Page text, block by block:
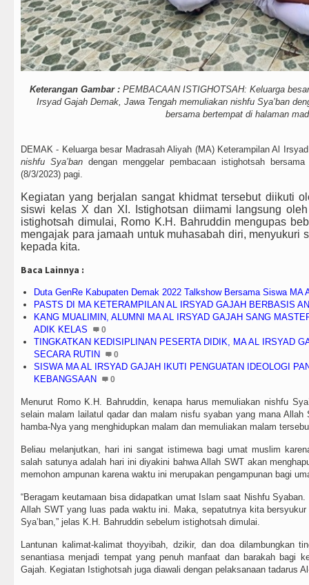
Keterangan Gambar :PEMBACAAN ISTIGHOTSAH: Keluarga
Irsyad Gajah Demak, Jawa Tengah memuliakan nishfu Sya’ban
bersama bertempat di halaman
DEMAK - Keluarga besar Madrasah Aliyah (MA) Keterampilan Al
nishfu Sya’ban dengan menggelar pembacaan istighotsah
(8/3/2023) pagi.
Kegiatan yang berjalan sangat khidmat tersebut diikuti
siswi kelas X dan XI. Istighotsan diimami langsung
istighotsah dimulai, Romo K.H. Bahruddin mengupas
mengajak para jamaah untuk muhasabah diri, menyukuri
kepada kita.
Baca Lainnya :
Duta GenRe Kabupaten Demak 2022 Talkshow Bersama Siswa MA
PASTS DI MA KETERAMPILAN AL IRSYAD GAJAH BERBASIS
KANG MUALIMIN, ALUMNI MA AL IRSYAD GAJAH SANG
ADIK KELAS
0
TINGKATKAN KEDISIPLINAN PESERTA DIDIK, MA AL IRSYAD
SECARA RUTIN
0
SISWA MA AL IRSYAD GAJAH IKUTI PENGUATAN IDEOLOGI
KEBANGSAAN
0
Menurut Romo K.H. Bahruddin, kenapa harus memuliakan nishfu
selain malam lailatul qadar dan malam nisfu syaban yang mana Allah
hamba-Nya yang menghidupkan malam dan memuliakan malam
Beliau melanjutkan, hari ini sangat istimewa bagi umat muslim
salah satunya adalah hari ini diyakini bahwa Allah SWT akan
memohon ampunan karena waktu ini merupakan pengampunan bagi
“Beragam keutamaan bisa didapatkan umat Islam saat Nishfu
Allah SWT yang luas pada waktu ini. Maka, sepatutnya kita
Sya’ban,” jelas K.H. Bahruddin sebelum istighotsah dimulai.
Lantunan kalimat-kalimat thoyyibah, dzikir, dan doa dilambungkan
senantiasa menjadi tempat yang penuh manfaat dan barakah bagi
Gajah. Kegiatan Istighotsah juga diawali dengan pelaksanaan tadarus